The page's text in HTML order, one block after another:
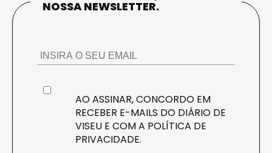
NOSSA NEWSLETTER.
AO ASSINAR, CONCORDO EM
RECEBER E-MAILS DO DIÁRIO DE
VISEU E COM A POLÍTICA DE
PRIVACIDADE.